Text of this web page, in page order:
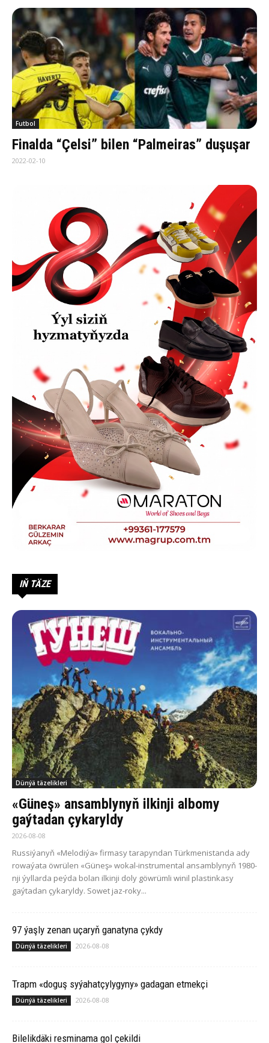
Futbol
Finalda “Çelsi” bilen “Palmeiras” duşuşar
2022-02-10
IŇ TÄZE
Dünýä täzelikleri
«Güneş» ansamblynyň ilkinji albomy
gaýtadan çykaryldy
2026-08-08
Russiýanyň «Melodiýa» firmasy tarapyndan Türkmenistanda ady
rowaýata öwrülen «Güneş» wokal-instrumental ansamblynyň 1980-
nji ýyllarda peýda bolan ilkinji doly göwrümli winil plastinkasy
gaýtadan çykaryldy. Sowet jaz-roky...
97 ýaşly zenan uçaryň ganatyna çykdy
Dünýä täzelikleri 2026-08-08
Trapm «doguş syýahatçylygyny» gadagan etmekçi
Dünýä täzelikleri 2026-08-08
Bilelikdäki resminama gol çekildi